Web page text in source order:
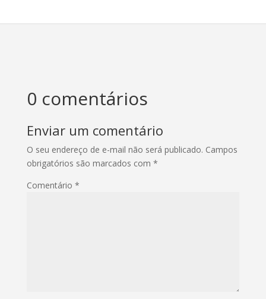
0 comentários
Enviar um comentário
O seu endereço de e-mail não será publicado. Campos
obrigatórios são marcados com *
Comentário *